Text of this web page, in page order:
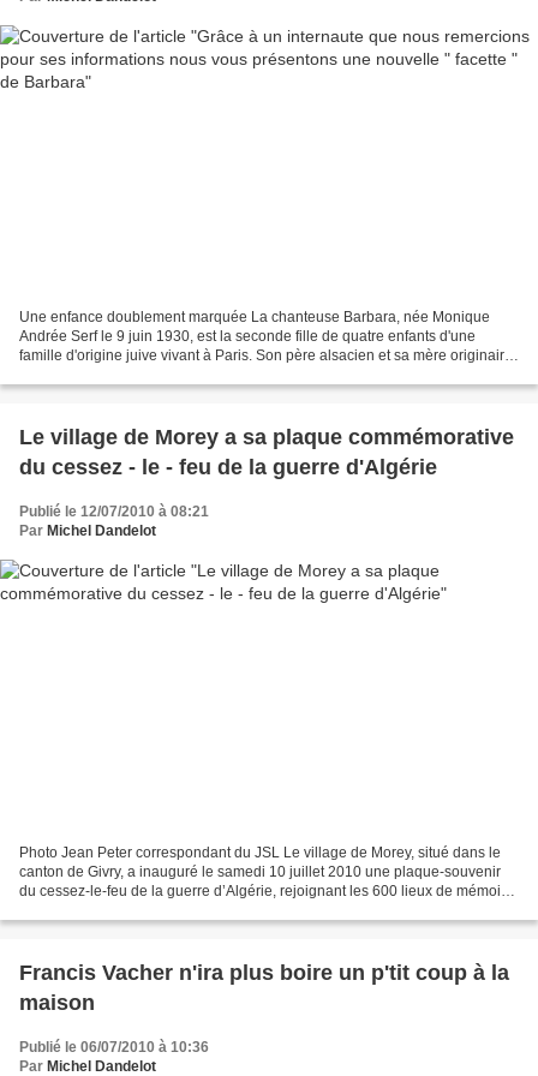
Une enfance doublement marquée La chanteuse Barbara, née Monique
Andrée Serf le 9 juin 1930, est la seconde fille de quatre enfants d'une
famille d'origine juive vivant à Paris. Son père alsacien et sa mère originaire
Le village de Morey a sa plaque commémorative
du cessez - le - feu de la guerre d'Algérie
Publié le 12/07/2010 à 08:21
Par Michel Dandelot
Photo Jean Peter correspondant du JSL Le village de Morey, situé dans le
canton de Givry, a inauguré le samedi 10 juillet 2010 une plaque-souvenir
du cessez-le-feu de la guerre d’Algérie, rejoignant les 600 lieux de mémoire
Francis Vacher n'ira plus boire un p'tit coup à la
maison
Publié le 06/07/2010 à 10:36
Par Michel Dandelot